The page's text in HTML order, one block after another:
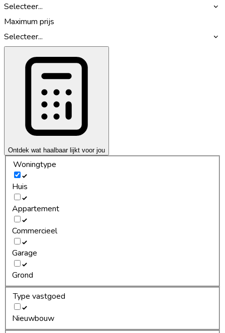
Selecteer...
Maximum prijs
Selecteer...
Ontdek wat haalbaar lijkt voor jou
Woningtype
Huis
Appartement
Commercieel
Garage
Grond
Type vastgoed
Nieuwbouw